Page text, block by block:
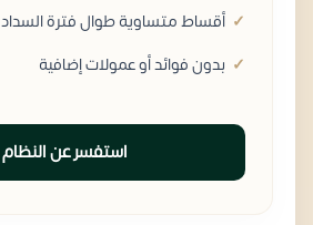
أقساط متساوية طوال فترة السداد
بدون فوائد أو عمولات إضافية
استفسر عن النظام